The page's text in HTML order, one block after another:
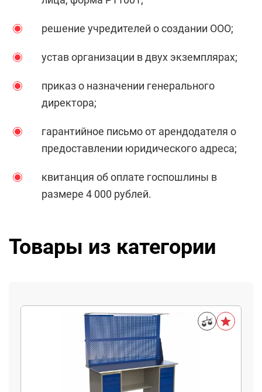
решение учредителей о создании ООО;
устав организации в двух экземплярах;
приказ о назначении генерального
директора;
гарантийное письмо от арендодателя о
предоставлении юридического адреса;
квитанция об оплате госпошлины в
размере 4 000 рублей.
Товары из категории